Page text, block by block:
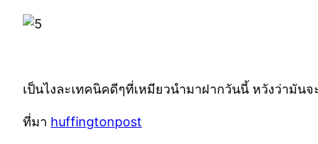
เป็นไงละเทคนิคดีๆที่เหมียวนำมาฝากวันนี้ หวังว่ามัน
ที่มา huffingtonpost